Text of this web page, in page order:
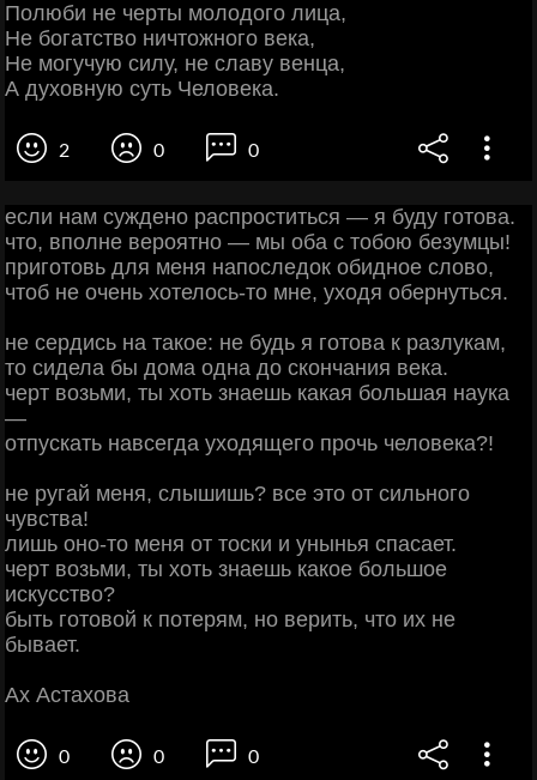
Полюби не черты молодого лица,
Не богатство ничтожного века,
Не могучую силу, не славу венца,
А духовную суть Человека.
2 0 0
если нам суждено распроститься — я буду готова.
что, вполне вероятно — мы оба с тобою безумцы!
приготовь для меня напоследок обидное слово,
чтоб не очень хотелось-то мне, уходя обернуться.
не сердись на такое: не будь я готова к разлукам,
то сидела бы дома одна до скончания века.
черт возьми, ты хоть знаешь какая большая наука
—
отпускать навсегда уходящего прочь человека?!
не ругай меня, слышишь? все это от сильного
чувства!
лишь оно-то меня от тоски и унынья спасает.
черт возьми, ты хоть знаешь какое большое
искусство?
быть готовой к потерям, но верить, что их не
бывает.
Ах Астахова
0 0 0